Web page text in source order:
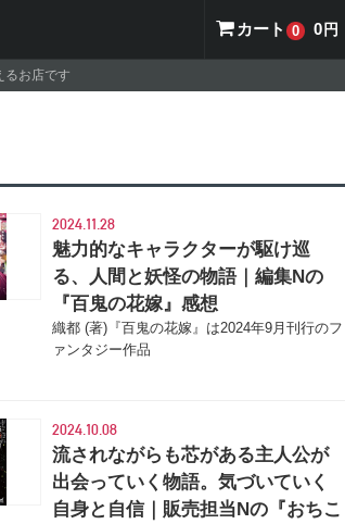
カート 0 0 円
るお店です
2024.11.28
魅力的なキャラクターが駆け巡
る、人間と妖怪の物語｜編集Nの
『百鬼の花嫁』感想
織都 (著)『百鬼の花嫁』は2024年9月刊行のフ
ァンタジー作品
2024.10.08
流されながらも芯がある主人公が
出会っていく物語。気づいていく
自身と自信｜販売担当Nの『おちこ